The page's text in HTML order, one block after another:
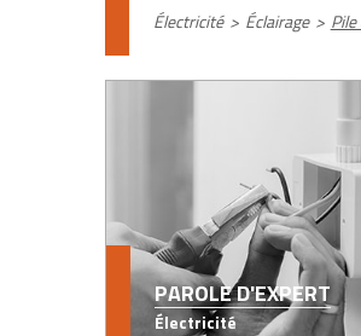
Électricité > Éclairage >
PAROLE D'EXPERT
Électricité